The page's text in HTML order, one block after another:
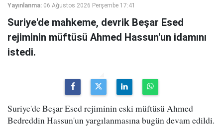
Yayınlanma: 06 Ağustos 2026 Perşembe 17:41
Suriye'de mahkeme, devrik Beşar Esed
rejiminin müftüsü Ahmed Hassun'un idamını
istedi.
Suriye'de Beşar Esed rejiminin eski müftüsü Ahmed
Bedreddin Hassun'un yargılanmasına bugün devam edildi.